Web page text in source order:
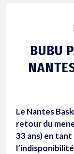
BUBU
Le Nantes
retour du
33 ans) en